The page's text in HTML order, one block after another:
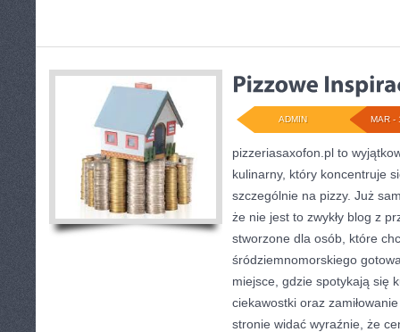
MAR -
ADMIN
pizzeriasaxofon.pl to
kulinarny, który koncentruje
szczególnie na pizzy. Już
że nie jest to zwykły blog z
stworzone dla osób, które
śródziemnomorskiego
miejsce, gdzie spotykają się
ciekawostki oraz
stronie widać wyraźnie, że